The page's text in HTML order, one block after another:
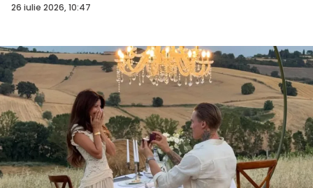
26 iulie 2026, 10:47